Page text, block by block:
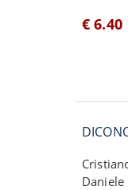
€ 6.40